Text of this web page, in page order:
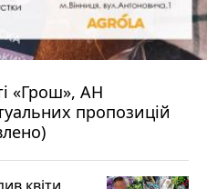
«Грош», АН
пропозицій
квіти